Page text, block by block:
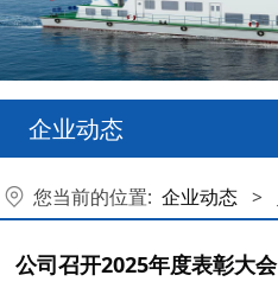
企业动态
您当前的位置: 企业动态 >
公司召开2025年度表彰大会